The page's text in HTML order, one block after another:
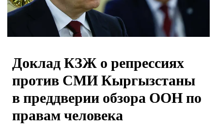
Доклад КЗЖ о репрессиях
против СМИ Кыргызстаны
в преддверии обзора ООН по
правам человека